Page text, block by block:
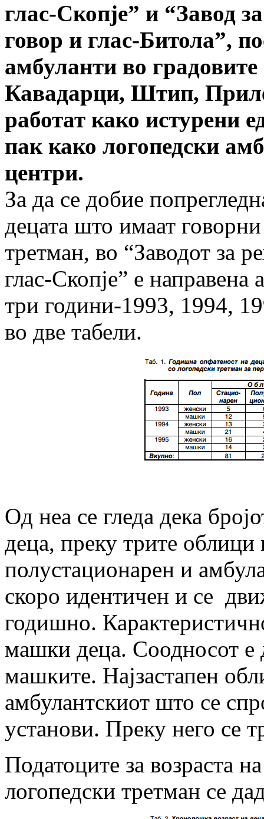
глас-Скопје” и “Завод
говор и глас-Битола”,
амбуланти во
Кавадарци, Штип,
работат како истурени
пак како логопедски
центри.
За да се добие
децата што имаат
третман, во “Заводот за
глас-Скопје” е
три години-1993, 1994,
во две табели.
Oд неа се гледа дека
деца, преку трите
полустационарен и
скоро идентичен и се
годишно.
машки деца. Соодносот е
машките. Најзастапен
амбулантскиот што се
установи. Преку него се
Податоците за возраста
логопедски третман се